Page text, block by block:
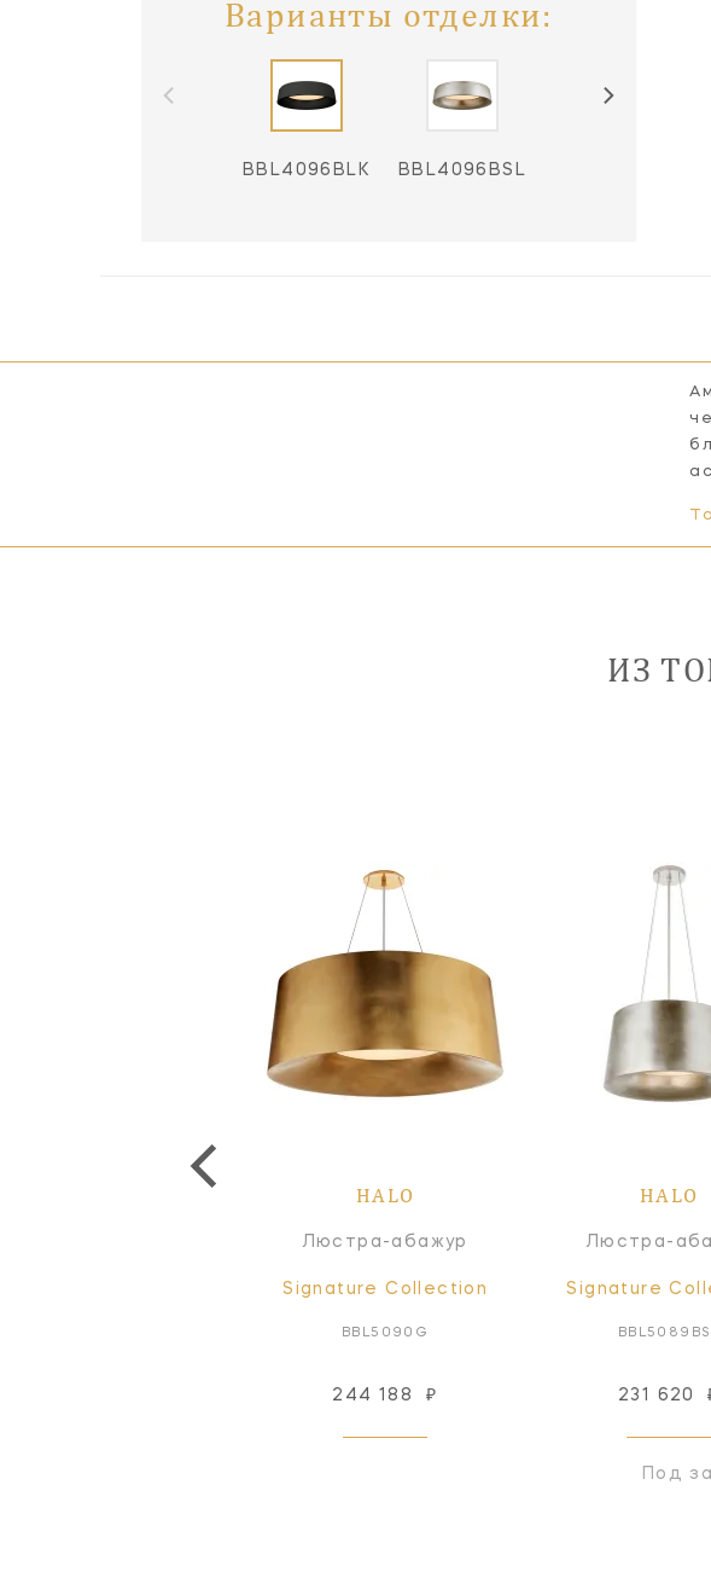
Варианты отделки:
BBL4096BLK BBL4096BSL
ИЗ
HALO
Люстра-абажур
Signature Collection
BBL5090G
244 188 ₽
HALO
Люстра-
Signature
231 620
Под